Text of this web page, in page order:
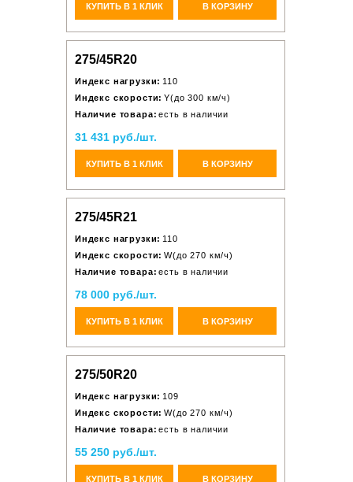
КУПИТЬ В 1 КЛИК В КОРЗИНУ
275/45R20
Индекс нагрузки: 110
Индекс скорости: Y(до 300 км/ч)
Наличие товара: есть в наличии
31 431 руб./шт.
КУПИТЬ В 1 КЛИК В КОРЗИНУ
275/45R21
Индекс нагрузки: 110
Индекс скорости: W(до 270 км/ч)
Наличие товара: есть в наличии
78 000 руб./шт.
КУПИТЬ В 1 КЛИК В КОРЗИНУ
275/50R20
Индекс нагрузки: 109
Индекс скорости: W(до 270 км/ч)
Наличие товара: есть в наличии
55 250 руб./шт.
КУПИТЬ В 1 КЛИК В КОРЗИНУ